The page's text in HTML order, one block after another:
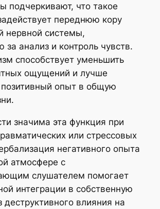
подчеркивают, что такое
переднюю кору
нервной системы,
анализ и контроль чувств.
способствует уменьшить
ощущений и лучше
позитивный опыт в общую
значима эта функция при
или стрессовых
негативного опыта
атмосфере с
слушателем помогает
интеграции в собственную
деструктивного влияния на